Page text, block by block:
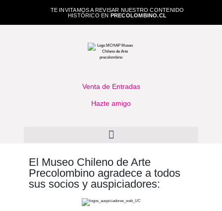
TE INVITAMOS A REVISAR NUESTRO CONTENIDO
HISTÓRICO EN PRECOLOMBINO.CL
Venta de Entradas
Hazte amigo
El Museo Chileno de Arte
Precolombino agradece a todos
sus socios y auspiciadores: